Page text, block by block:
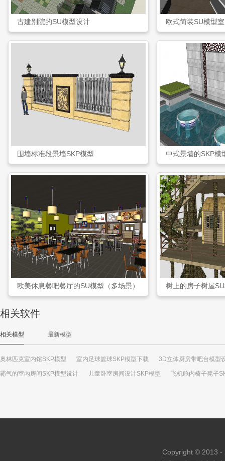
古建别院的SU模型设计 欧式简装SU模型
围墙标准段景墙SKP模型 中式景墙的SKP模
欧美休息餐吧餐厅的SU模型（多场景） 树上的房子树屋
相关软件
相关模型 最新模型
奥林匹克室内馆SKP模型 室内足球篮球SKP模型下载 3D立体厨房带吧台模型
霸气的室内房间SKP模型设计 儿童卧室房间设计SKP模型 飞机舱内椅子凳子
Copyright © 2013 -